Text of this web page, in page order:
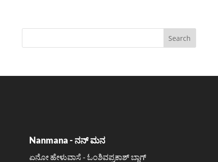
Nanmana - ನನ್ ಮನ
ಏನೋ ಹೇಳುವಾಸೆ - ಓಂಶಿವಪ್ರಕಾಶ್ ಬ್ಲಾಗ್